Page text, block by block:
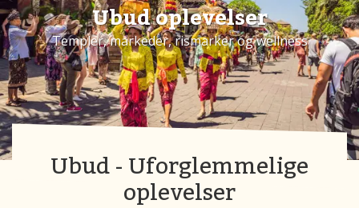
Ubud oplevelser
Templer, markeder, rismarker og wellness
Ubud - Uforglemmelige
oplevelser